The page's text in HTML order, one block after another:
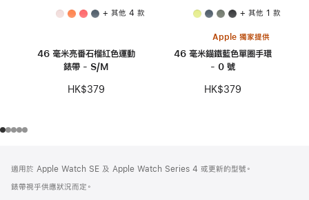
+ 其他 4 款
46 毫米亮番石榴紅色運動
錶帶 - S/M
HK$379
+ 其他 1 款
Apple 獨家提供
46 毫米錨鐵藍色單圈手環
- 0 號
HK$379
腳
腳
適用於 Apple Watch SE 及 Apple Watch Series 4 或更新的型號。
錶帶視乎供應狀況而定。